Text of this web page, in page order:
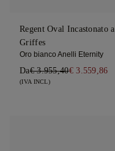
Regent Oval Incastonato a
Griffes
Oro bianco Anelli Eternity
Da€ 3.955,40€ 3.559,86
(IVA INCL)